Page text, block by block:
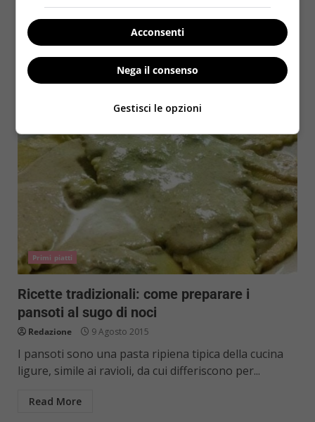
Redazione 9 Agosto 2015
La zucca può essere usata in tanti modi diversi, sia
per ricette dolci sia per quelle salate,...
Read More
Primi piatti
Ricette tradizionali: come preparare i
pansoti al sugo di noci
Redazione 9 Agosto 2015
I pansoti sono una pasta ripiena tipica della cucina
ligure, simile ai ravioli, da cui differiscono per...
Read More
Acconsenti
Nega il consenso
Gestisci le opzioni